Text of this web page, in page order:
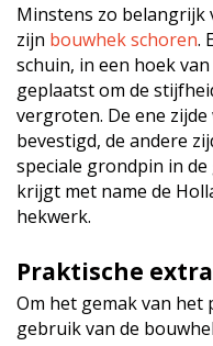
Minstens zo
zijn bouwhek schoren.
schuin, in een hoek
geplaatst om de
vergroten. De ene
bevestigd, de andere
speciale grondpin in
krijgt met name de
hekwerk.
Praktische
Om het gemak van het
gebruik van de